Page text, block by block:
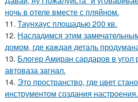
ночь в отеле вместе с пляйном.
11. Таунхаус площадью 200 кв.
12. Насладимся этим
домом, где каждая деталь
13. Блогер Амиран сардаров в угол
автоваза загнал.
14. Это пространство, где цвет
инструментом создания настроения.